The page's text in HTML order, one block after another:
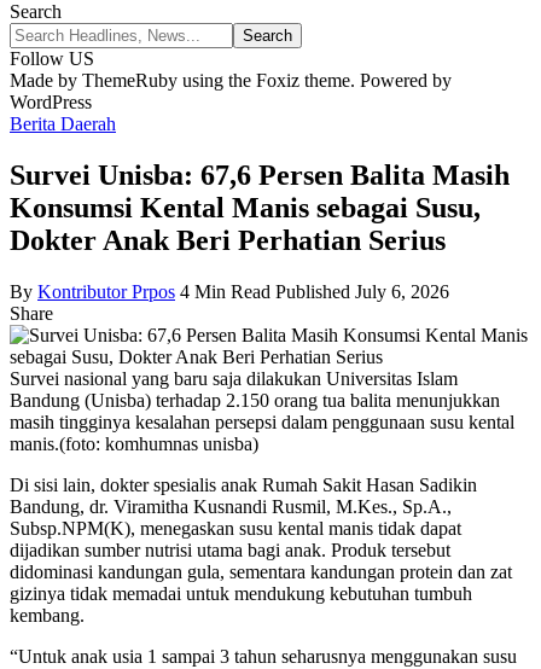
Search
Follow US
Made by ThemeRuby using the Foxiz theme. Powered by
WordPress
Berita Daerah
Survei Unisba: 67,6 Persen Balita Masih
Konsumsi Kental Manis sebagai Susu,
Dokter Anak Beri Perhatian Serius
By Kontributor Prpos 4 Min Read Published July 6, 2026
Share
Survei nasional yang baru saja dilakukan Universitas Islam
Bandung (Unisba) terhadap 2.150 orang tua balita menunjukkan
masih tingginya kesalahan persepsi dalam penggunaan susu kental
manis.(foto: komhumnas unisba)
Di sisi lain, dokter spesialis anak Rumah Sakit Hasan Sadikin
Bandung, dr. Viramitha Kusnandi Rusmil, M.Kes., Sp.A.,
Subsp.NPM(K), menegaskan susu kental manis tidak dapat
dijadikan sumber nutrisi utama bagi anak. Produk tersebut
didominasi kandungan gula, sementara kandungan protein dan zat
gizinya tidak memadai untuk mendukung kebutuhan tumbuh
kembang.
“Untuk anak usia 1 sampai 3 tahun seharusnya menggunakan susu